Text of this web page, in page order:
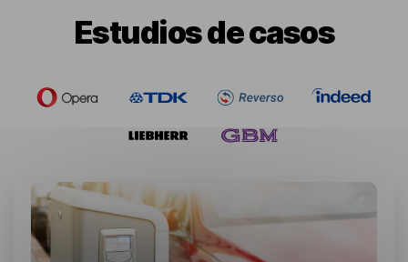
Estudios de casos